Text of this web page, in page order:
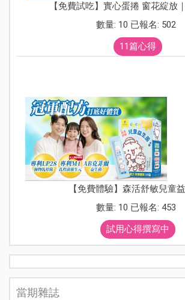
【免費試吃】實心蛋捲 窗花綻放
數量: 10 已報名: 502
11篇心得
【免費體驗】森活舒敏兒童
數量: 10 已報名: 453
試用心得撰寫中
當期雜誌